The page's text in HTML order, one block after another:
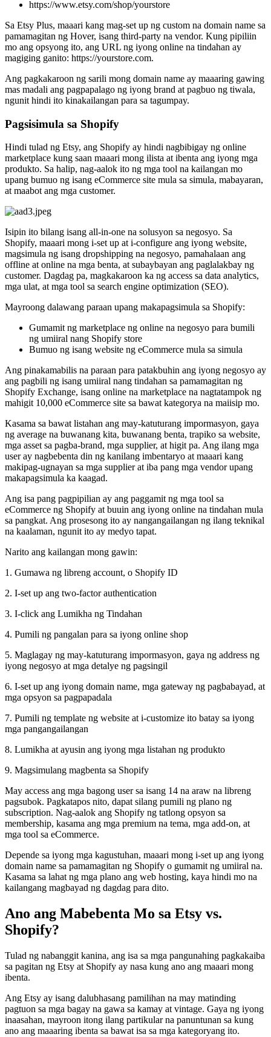
https://www.etsy.com/shop/yourstore
Sa Etsy Plus, maaari kang mag-set up ng custom na domain name sa
pamamagitan ng Hover, isang third-party na vendor. Kung pipiliin
mo ang opsyong ito, ang URL ng iyong online na tindahan ay
magiging ganito: https://yourstore.com.
Ang pagkakaroon ng sarili mong domain name ay maaaring gawing
mas madali ang pagpapalago ng iyong brand at pagbuo ng tiwala,
ngunit hindi ito kinakailangan para sa tagumpay.
Pagsisimula sa Shopify
Hindi tulad ng Etsy, ang Shopify ay hindi nagbibigay ng online
marketplace kung saan maaari mong ilista at ibenta ang iyong mga
produkto. Sa halip, nag-aalok ito ng mga tool na kailangan mo
upang bumuo ng isang eCommerce site mula sa simula, mabayaran,
at maabot ang mga customer.
Isipin ito bilang isang all-in-one na solusyon sa negosyo. Sa
Shopify, maaari mong i-set up at i-configure ang iyong website,
magsimula ng isang dropshipping na negosyo, pamahalaan ang
offline at online na mga benta, at subaybayan ang paglalakbay ng
customer. Dagdag pa, magkakaroon ka ng access sa data analytics,
mga ulat, at mga tool sa search engine optimization (SEO).
Mayroong dalawang paraan upang makapagsimula sa Shopify:
Gumamit ng marketplace ng online na negosyo para bumili
ng umiiral nang Shopify store
Bumuo ng isang website ng eCommerce mula sa simula
Ang pinakamabilis na paraan para patakbuhin ang iyong negosyo ay
ang pagbili ng isang umiiral nang tindahan sa pamamagitan ng
Shopify Exchange, isang online na marketplace na nagtatampok ng
mahigit 10,000 eCommerce site sa bawat kategorya na maiisip mo.
Kasama sa bawat listahan ang may-katuturang impormasyon, gaya
ng average na buwanang kita, buwanang benta, trapiko sa website,
mga asset sa pagba-brand, mga supplier, at higit pa. Ang ilang mga
user ay nagbebenta din ng kanilang imbentaryo at maaari kang
makipag-ugnayan sa mga supplier at iba pang mga vendor upang
makapagsimula ka kaagad.
Ang isa pang pagpipilian ay ang paggamit ng mga tool sa
eCommerce ng Shopify at buuin ang iyong online na tindahan mula
sa pangkat. Ang prosesong ito ay nangangailangan ng ilang teknikal
na kaalaman, ngunit ito ay medyo tapat.
Narito ang kailangan mong gawin:
1. Gumawa ng libreng account, o Shopify ID
2. I-set up ang two-factor authentication
3. I-click ang Lumikha ng Tindahan
4. Pumili ng pangalan para sa iyong online shop
5. Maglagay ng may-katuturang impormasyon, gaya ng address ng
iyong negosyo at mga detalye ng pagsingil
6. I-set up ang iyong domain name, mga gateway ng pagbabayad, at
mga opsyon sa pagpapadala
7. Pumili ng template ng website at i-customize ito batay sa iyong
mga pangangailangan
8. Lumikha at ayusin ang iyong mga listahan ng produkto
9. Magsimulang magbenta sa Shopify
May access ang mga bagong user sa isang 14 na araw na libreng
pagsubok. Pagkatapos nito, dapat silang pumili ng plano ng
subscription. Nag-aalok ang Shopify ng tatlong opsyon sa
membership, kasama ang mga premium na tema, mga add-on, at
mga tool sa eCommerce.
Depende sa iyong mga kagustuhan, maaari mong i-set up ang iyong
domain name sa pamamagitan ng Shopify o gumamit ng umiiral na.
Kasama sa lahat ng mga plano ang web hosting, kaya hindi mo na
kailangang magbayad ng dagdag para dito.
Ano ang Mabebenta Mo sa Etsy vs.
Shopify?
Tulad ng nabanggit kanina, ang isa sa mga pangunahing pagkakaiba
sa pagitan ng Etsy at Shopify ay nasa kung ano ang maaari mong
ibenta.
Ang Etsy ay isang dalubhasang pamilihan na may matinding
pagtuon sa mga bagay na gawa sa kamay at vintage. Gaya ng iyong
inaasahan, mayroon itong ilang partikular na panuntunan sa kung
ano ang maaaring ibenta sa bawat isa sa mga kategoryang ito.